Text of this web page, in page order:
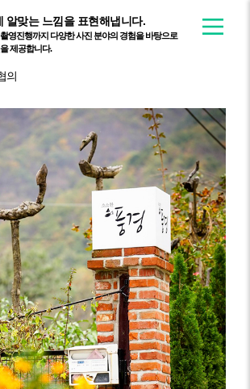
알맞는 느낌을 표현해냅니다.
영진행까지 다양한 사진 분야의 경험을 바탕으로
제공합니다.
의